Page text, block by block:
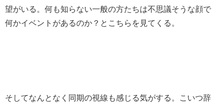
望がいる。何も知らない一般の方たちは不思議そうな顔で
何かイベントがあるのか？とこちらを見てくる。
そしてなんとなく同期の視線も感じる気がする。こいつ辞